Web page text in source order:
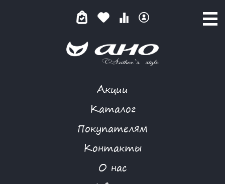
Акции
Каталог
Покупателям
Контакты
О нас
МАНЯЩИЙ ТОКИО